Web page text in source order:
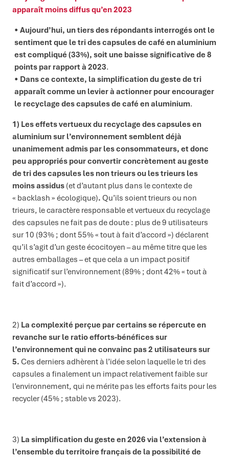
apparaît moins diffus qu’en 2023
Aujourd’hui, un tiers des répondants interrogés ont le
sentiment que le tri des capsules de café en aluminium
est compliqué (33%), soit une baisse significative de 8
points par rapport à 2023.
Dans ce contexte, la simplification du geste de tri
apparaît comme un levier à actionner pour encourager
le recyclage des capsules de café en aluminium.
1) Les effets vertueux du recyclage des capsules en
aluminium sur l’environnement semblent déjà
unanimement admis par les consommateurs, et donc
peu appropriés pour convertir concrètement au geste
de tri des capsules les non trieursou les trieurs les
moins assidus (et d’autant plus dans le contexte de
« backlash » écologique). Qu’ils soient trieurs ou non
trieurs, le caractère responsable et vertueux du recyclage
des capsules ne fait pas de doute : plus de 9 utilisateurs
sur 10 (93% ; dont 55% « tout à fait d’accord ») déclarent
qu’il s’agit d’un geste écocitoyen – au même titre que les
autres emballages – et que cela a un impact positif
significatif sur l’environnement (89% ; dont 42% « tout à
fait d’accord »).
2) La complexité perçue par certains se répercute en
revanche sur le ratio efforts-bénéfices sur
l’environnement qui ne convainc pas 2 utilisateurs sur
5. Ces derniers adhèrent à l’idée selon laquelle le tri des
capsules a finalement un impact relativement faible sur
l’environnement, qui ne mérite pas les efforts faits pour les
recycler (45% ; stable vs 2023).
3) La simplification du geste en 2026 via l’extension à
l’ensemble du territoire français de la possibilité de